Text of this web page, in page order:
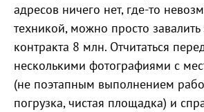
адресов ничего нет, где-то
техникой, можно просто
контракта 8 млн. Отчитаться
несколькими фотографиями с
(не поэтапным выполнением
погрузка, чистая площадка) и